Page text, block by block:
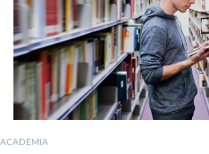
ACADEMIA